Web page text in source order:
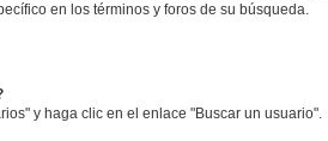
en los términos y foros de su búsqueda.
y haga clic en el enlace "Buscar un usuario".